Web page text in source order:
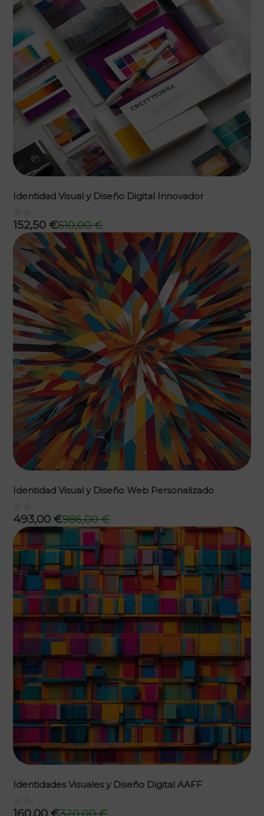
Identidad Visual y Diseño Digital Innovador
610,00€
El
precio
original
era:
610,00 €.
152,50 €
El
precio
actual
es:
152,50 €.
Identidad Visual y Diseño Web Personalizado
986,00€
El
precio
original
era:
986,00 €.
493,00 €
El
precio
actual
es:
493,00 €.
Identidades Visuales y Diseño Digital AAFF